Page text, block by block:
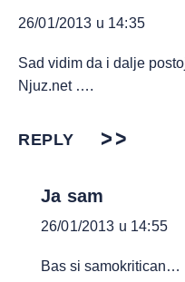
26/01/2013 u 14:35
Sad vidim da i dalje
Njuz.net ….
REPLY
Ja sam
26/01/2013 u 14:55
Bas si samokritican…